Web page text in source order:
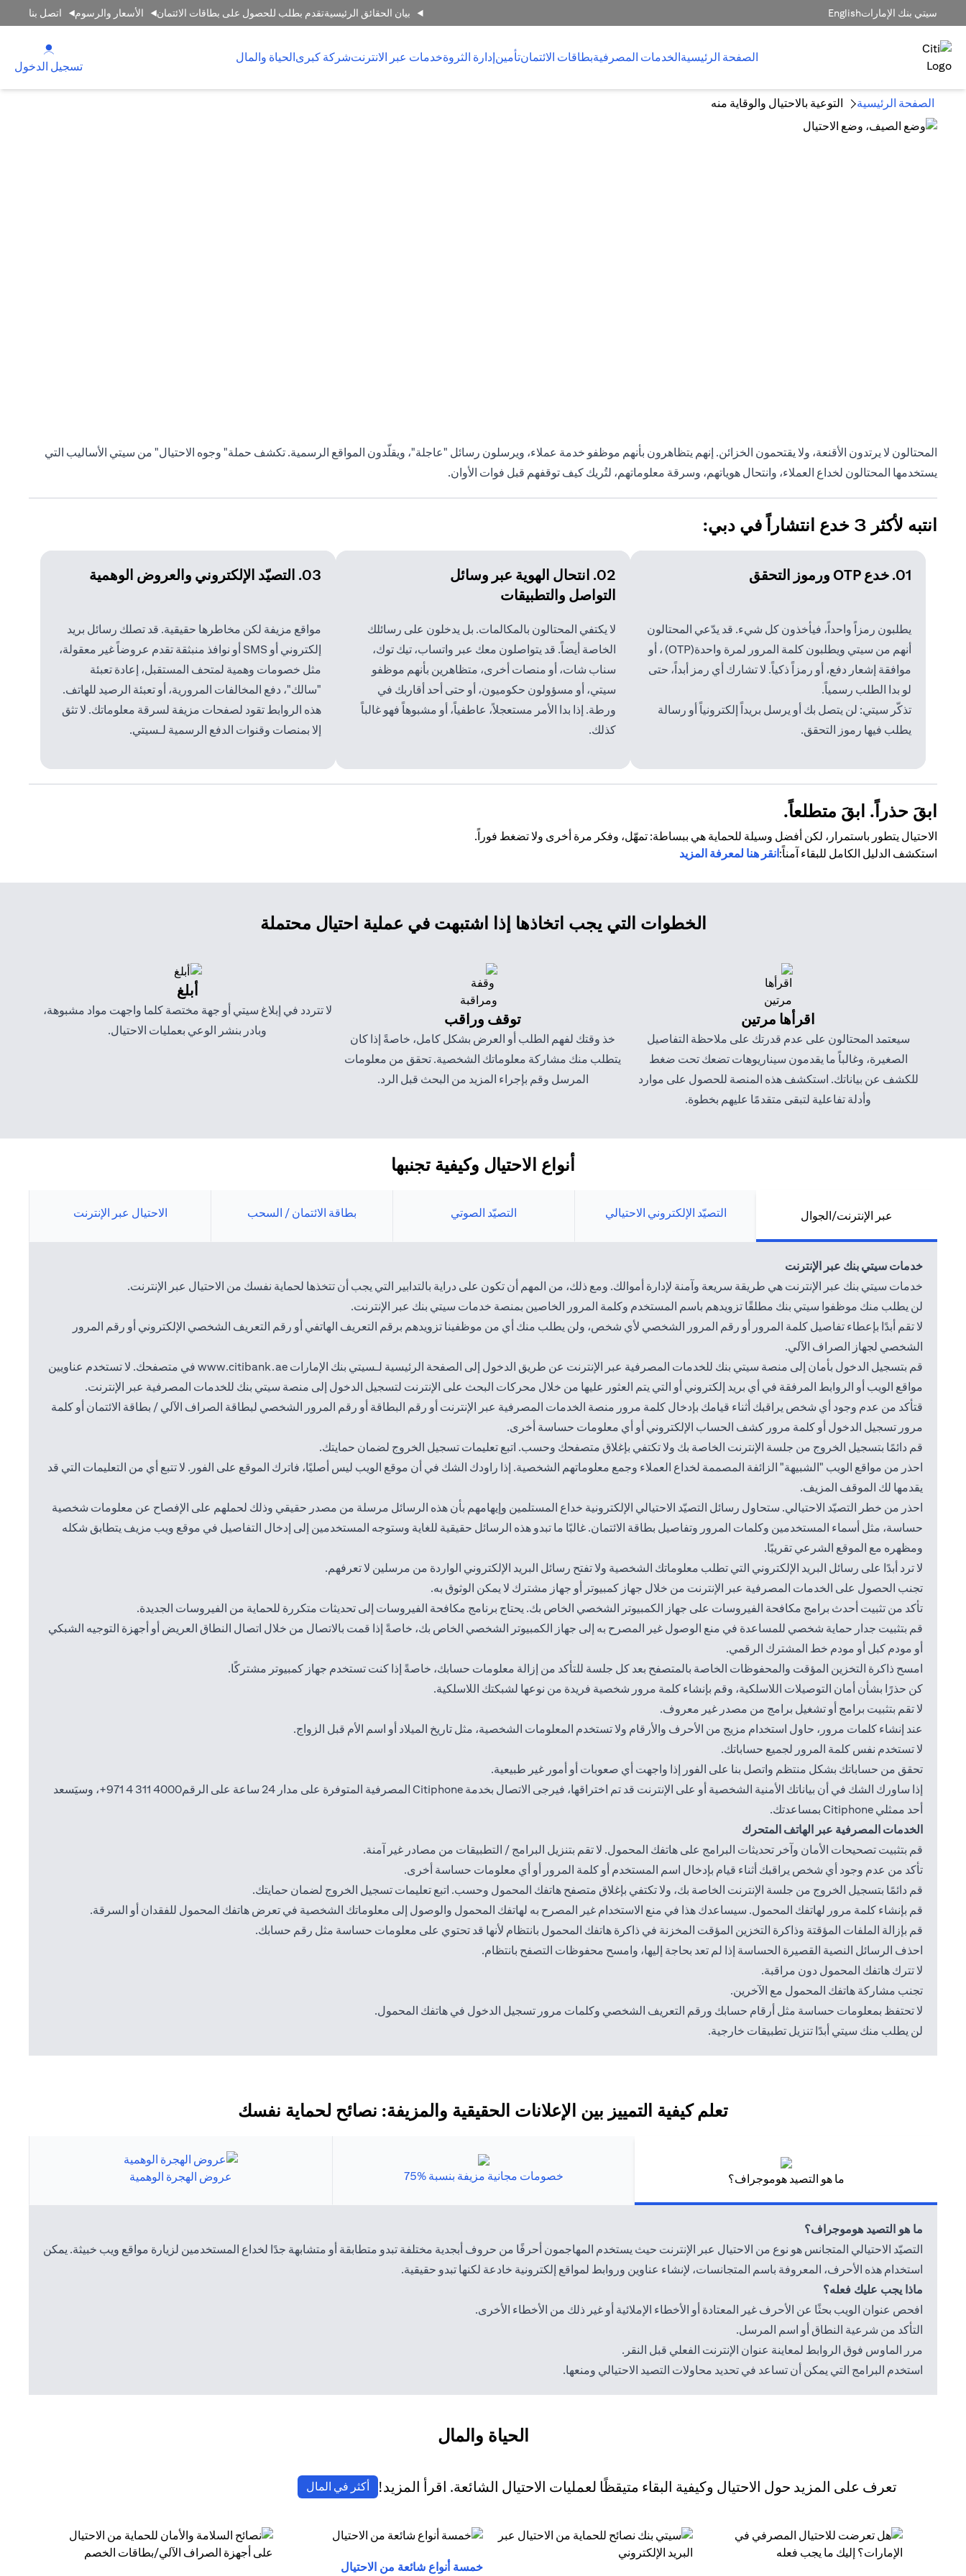
سيتي بنك الإماراتEnglish بيان الحقائق الرئيسيةتقدم بطلب للحصول على بطاقات الائتمان الأسعار والرسوم اتصل بنا
الصفحة الرئيسيةالخدمات المصرفيةبطاقات الائتمانتأمينإدارة الثروةخدمات عبر الانترنتشركة كبرىالحياة والمال
تسجيل الدخول
الصفحة الرئيسية التوعية بالاحتيال والوقاية منه
المحتالون لا يرتدون الأقنعة، ولا يقتحمون الخزائن. إنهم يتظاهرون بأنهم موظفو خدمة عملاء، ويرسلون رسائل "عاجلة"، ويقلّدون المواقع الرسمية. تكشف حملة" وجوه الاحتيال" من سيتي الأساليب التي
يستخدمها المحتالون لخداع العملاء، وانتحال هوياتهم، وسرقة معلوماتهم، لتُريك كيف توقفهم قبل فوات الأوان.
انتبه لأكثر 3 خدع انتشاراً في دبي:
01. خدع OTP ورموز التحقق
يطلبون رمزاً واحداً، فيأخذون كل شيء. قد يدّعي المحتالون
أنهم من سيتي ويطلبون كلمة المرور لمرة واحدة(OTP) ، أو
موافقة إشعار دفع، أو رمزاً ذكياً. لا تشارك أي رمز أبداً، حتى
لو بدا الطلب رسمياً.
تذكّر سيتي: لن يتصل بك أو يرسل بريداً إلكترونياً أو رسالة
يطلب فيها رموز التحقق.
02. انتحال الهوية عبر وسائل
التواصل والتطبيقات
لا يكتفي المحتالون بالمكالمات. بل يدخلون على رسائلك
الخاصة أيضاً. قد يتواصلون معك عبر واتساب، تيك توك،
سناب شات، أو منصات أخرى، متظاهرين بأنهم موظفو
سيتي، أو مسؤولون حكوميون، أو حتى أحد أقاربك في
ورطة. إذا بدا الأمر مستعجلاً، عاطفياً، أو مشبوهاً فهو غالباً
كذلك.
03. التصيّد الإلكتروني والعروض الوهمية
مواقع مزيفة لكن مخاطرها حقيقية. قد تصلك رسائل بريد
إلكتروني أو SMS أو نوافذ منبثقة تقدم عروضاً غير معقولة،
مثل خصومات وهمية لمتحف المستقبل، إعادة تعبئة
"سالك"، دفع المخالفات المرورية، أو تعبئة الرصيد للهاتف.
هذه الروابط تقود لصفحات مزيفة لسرقة معلوماتك. لا تثق
إلا بمنصات وقنوات الدفع الرسمية لـسيتي.
ابقَ حذراً. ابقَ متطلعاً.
الاحتيال يتطور باستمرار، لكن أفضل وسيلة للحماية هي ببساطة: تمهّل، وفكر مرة أخرى ولا تضغط فوراً.
استكشف الدليل الكامل للبقاء آمناً:انقر هنا لمعرفة المزيد
الخطوات التي يجب اتخاذها إذا اشتبهت في عملية احتيال محتملة
اقرأها مرتين
سيعتمد المحتالون على عدم قدرتك على ملاحظة التفاصيل
الصغيرة، وغالباً ما يقدمون سيناريوهات تضعك تحت ضغط
للكشف عن بياناتك. استكشف هذه المنصة للحصول على موارد
وأدلة تفاعلية لتبقى متقدمًا عليهم بخطوة.
توقف وراقب
خذ وقتك لفهم الطلب أو العرض بشكل كامل، خاصةً إذا كان
يتطلب منك مشاركة معلوماتك الشخصية. تحقق من معلومات
المرسل وقم بإجراء المزيد من البحث قبل الرد.
أبلغ
لا تتردد في إبلاغ سيتي أو جهة مختصة كلما واجهت مواد مشبوهة،
وبادر بنشر الوعي بعمليات الاحتيال.
أنواع الاحتيال وكيفية تجنبها
عبر الإنترنت/الجوال التصيّد الإلكتروني الاحتيالي التصيّد الصوتي بطاقة الائتمان / السحب الاحتيال عبر الإنترنت
خدمات سيتي بنك عبر الإنترنت
خدمات سيتي بنك عبر الإنترنت هي طريقة سريعة وآمنة لإدارة أموالك. ومع ذلك، من المهم أن تكون على دراية بالتدابير التي يجب أن تتخذها لحماية نفسك من الاحتيال عبر الإنترنت.
لن يطلب منك موظفوا سيتي بنك مطلقًا تزويدهم باسم المستخدم وكلمة المرور الخاصين بمنصة خدمات سيتي بنك عبر الإنترنت.
لا تقم أبدًا بإعطاء تفاصيل كلمة المرور أو رقم المرور الشخصي لأي شخص، ولن يطلب منك أي من موظفينا تزويدهم برقم التعريف الهاتفي أو رقم التعريف الشخصي الإلكتروني أو رقم المرور
الشخصي لجهاز الصراف الآلي.
قم بتسجيل الدخول بأمان إلى منصة سيتي بنك للخدمات المصرفية عبر الإنترنت عن طريق الدخول إلى الصفحة الرئيسية لـسيتي بنك الإمارات www.citibank.ae
(opens in a new tab)في متصفحك. لا تستخدم عناويين
مواقع الويب أو الروابط المرفقة في أي بريد إلكتروني أو التي يتم العثور عليها من خلال محركات البحث على الإنترنت لتسجيل الدخول إلى منصة سيتي بنك للخدمات المصرفية عبر الإنترنت.
قتأكد من عدم وجود أي شخص يراقبك أثناء قيامك بإدخال كلمة مرور منصة الخدمات المصرفية عبر الإنترنت أو رقم البطاقة أو رقم المرور الشخصي لبطاقة الصراف الآلي / بطاقة الائتمان أو كلمة
مرور تسجيل الدخول أو كلمة مرور كشف الحساب الإلكتروني أو أي معلومات حساسة أخرى.
قم دائمًا بتسجيل الخروج من جلسة الإنترنت الخاصة بك ولا تكتفي بإغلاق متصفحك وحسب. اتبع تعليمات تسجيل الخروج لضمان حمايتك.
احذر من مواقع الويب "الشبيهة" الزائفة المصممة لخداع العملاء وجمع معلوماتهم الشخصية. إذا راودك الشك في أن موقع الويب ليس أصليًا، فاترك الموقع على الفور. لا تتبع أي من التعليمات التي قد
يقدمها لك الموقف المزيف.
احذر من خطر التصيّد الاحتيالي. ستحاول رسائل التصيّد الاحتيالي الإلكترونية خداع المستلمين وإيهامهم بأن هذه الرسائل مرسلة من مصدر حقيقي وذلك لحملهم على الإفصاح عن معلومات شخصية
حساسة، مثل أسماء المستخدمين وكلمات المرور وتفاصيل بطاقة الائتمان. غالبًا ما تبدو هذه الرسائل حقيقية للغاية وستوجه المستخدمين إلى إدخال التفاصيل في موقع ويب مزيف يتطابق شكله
ومظهره مع الموقع الشرعي تقريبًا.
لا ترد أبدًا على رسائل البريد الإلكتروني التي تطلب معلوماتك الشخصية ولا تفتح رسائل البريد الإلكتروني الواردة من مرسلين لا تعرفهم.
تجنب الحصول على الخدمات المصرفية عبر الإنترنت من خلال جهاز كمبيوتر أو جهاز مشترك لا يمكن الوثوق به.
تأكد من تثبيت أحدث برامج مكافحة الفيروسات على جهاز الكمبيوتر الشخصي الخاص بك. يحتاج برنامج مكافحة الفيروسات إلى تحديثات متكررة للحماية من الفيروسات الجديدة.
قم بتثبيت جدار حماية شخصي للمساعدة في منع الوصول غير المصرح به إلى جهاز الكمبيوتر الشخصي الخاص بك، خاصةً إذا قمت بالاتصال من خلال اتصال النطاق العريض أو أجهزة التوجيه الشبكي
أو مودم كبل أو مودم خط المشترك الرقمي.
امسح ذاكرة التخزين المؤقت والمحفوظات الخاصة بالمتصفح بعد كل جلسة للتأكد من إزالة معلومات حسابك، خاصةً إذا كنت تستخدم جهاز كمبيوتر مشتركًا.
كن حذرًا بشأن أمان التوصيلات اللاسلكية، وقم بإنشاء كلمة مرور شخصية فريدة من نوعها لشبكتك اللاسلكية.
لا تقم بتثبيت برامج أو تشغيل برامج من مصدر غير معروف.
عند إنشاء كلمات مرور، حاول استخدام مزيج من الأحرف والأرقام ولا تستخدم المعلومات الشخصية، مثل تاريخ الميلاد أو اسم الأم قبل الزواج.
لا تستخدم نفس كلمة المرور لجميع حساباتك.
تحقق من حساباتك بشكل منتظم واتصل بنا على الفور إذا واجهت أي صعوبات أو أمور غير طبيعية.
إذا ساورك الشك في أن بياناتك الأمنية الشخصية أو على الإنترنت قد تم اختراقها، فيرجى الاتصال بخدمة Citiphone المصرفية المتوفرة على مدار 24 ساعة على الرقم
4000 311 4 971+
، وسيَسعد
أحد ممثلي Citiphone بمساعدتك.
الخدمات المصرفية عبر الهاتف المتحرك
قم بتثبيت تصحيحات الأمان وآخر تحديثات البرامج على هاتفك المحمول. لا تقم بتنزيل البرامج / التطبيقات من مصادر غير آمنة.
تأكد من عدم وجود أي شخص يراقبك أثناء قيام بإدخال اسم المستخدم أو كلمة المرور أو أي معلومات حساسة أخرى.
قم دائمًا بتسجيل الخروج من جلسة الإنترنت الخاصة بك، ولا تكتفي بإغلاق متصفح هاتفك المحمول وحسب. اتبع تعليمات تسجيل الخروج لضمان حمايتك.
قم بإنشاء كلمة مرور لهاتفك المحمول. سيساعدك هذا في منع الاستخدام غير المصرح به لهاتفك المحمول والوصول إلى معلوماتك الشخصية في تعرض هاتفك المحمول للفقدان أو السرقة.
قم بإزالة الملفات المؤقتة وذاكرة التخزين المؤقت المخزنة في ذاكرة هاتفك المحمول بانتظام لأنها قد تحتوي على معلومات حساسة مثل رقم حسابك.
احذف الرسائل النصية القصيرة الحساسة إذا لم تعد بحاجة إليها، وامسح محفوظات التصفح بانتظام.
لا تترك هاتفك المحمول دون مراقبة.
تجنب مشاركة هاتفك المحمول مع الآخرين.
لا تحتفظ بمعلومات حساسة مثل أرقام حسابك ورقم التعريف الشخصي وكلمات مرور تسجيل الدخول في هاتفك المحمول.
لن يطلب منك سيتي أبدًا تنزيل تطبيقات خارجية.
تعلم كيفية التمييز بين الإعلانات الحقيقية والمزيفة: نصائح لحماية نفسك
ما هو التصيد هوموجراف؟ خصومات مجانية مزيفة بنسبة %75 عروض الهجرة الوهمية
ما هو التصيد هوموجراف؟
التصيّد الاحتيالي المتجانس هو نوع من الاحتيال عبر الإنترنت حيث يستخدم المهاجمون أحرفًا من حروف أبجدية مختلفة تبدو متطابقة أو متشابهة جدًا لخداع المستخدمين لزيارة مواقع ويب خبيثة. يمكن
استخدام هذه الأحرف، المعروفة باسم المتجانسات، لإنشاء عناوين وروابط لمواقع إلكترونية خادعة لكنها تبدو حقيقية.
ماذا يجب عليك فعله؟
افحص عنوان الويب بحثًا عن الأحرف غير المعتادة أو الأخطاء الإملائية أو غير ذلك من الأخطاء الأخرى.
التأكد من شرعية النطاق أو اسم المرسل.
مرر الماوس فوق الروابط لمعاينة عنوان الإنترنت الفعلي قبل النقر.
استخدم البرامج التي يمكن أن تساعد في تحديد محاولات التصيد الاحتيالي ومنعها.
الحياة والمال
تعرف على المزيد حول الاحتيال وكيفية البقاء متيقظًا لعمليات الاحتيال الشائعة. اقرأ المزيد! أكثر في المال
خمسة أنواع شائعة من الاحتيال